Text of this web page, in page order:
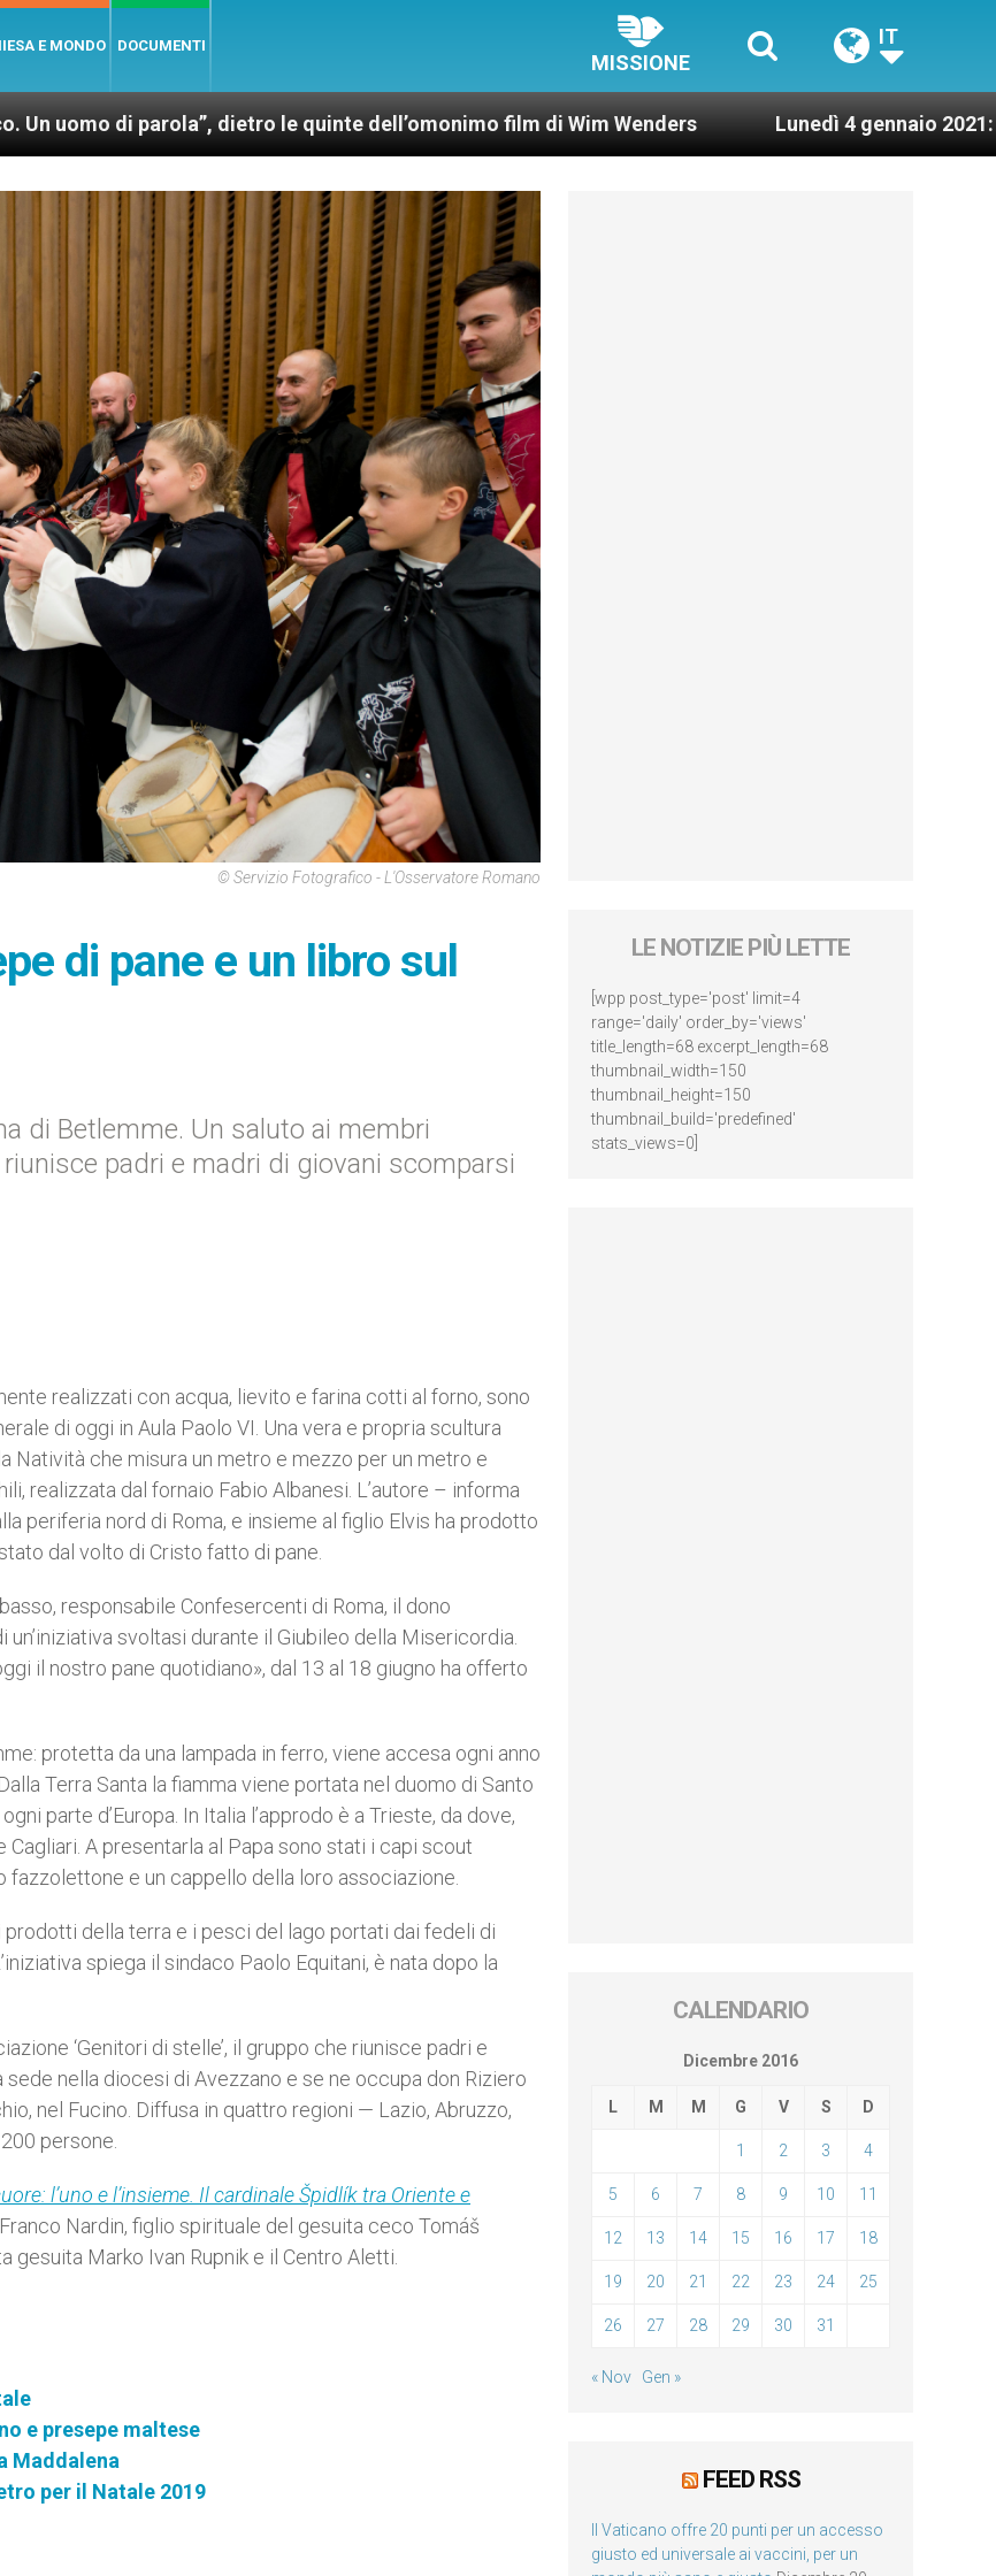
E MONDO DOCUMENTI
MISSIONE
IT
dietro le quinte dell’omonimo film di Wim Wenders Lunedì 4 gennaio 2021: Possesso
© Servizio Fotografico - L'Osservatore Romano
di pane e un libro sul
di Betlemme. Un saluto ai membri
riunisce padri e madri di giovani scomparsi
realizzati con acqua, lievito e farina cotti al forno, sono
di oggi in Aula Paolo VI. Una vera e propria scultura
che misura un metro e mezzo per un metro e
realizzata dal fornaio Fabio Albanesi. L’autore – informa
periferia nord di Roma, e insieme al figlio Elvis ha prodotto
dal volto di Cristo fatto di pane.
responsabile Confesercenti di Roma, il dono
svoltasi durante il Giubileo della Misericordia.
il nostro pane quotidiano», dal 13 al 18 giugno ha offerto
protetta da una lampada in ferro, viene accesa ogni anno
Terra Santa la fiamma viene portata nel duomo di Santo
parte d’Europa. In Italia l’approdo è a Trieste, da dove,
A presentarla al Papa sono stati i capi scout
e un cappello della loro associazione.
della terra e i pesci del lago portati dai fedeli di
spiega il sindaco Paolo Equitani, è nata dopo la
‘Genitori di stelle’, il gruppo che riunisce padri e
nella diocesi di Avezzano e se ne occupa don Riziero
nel Fucino. Diffusa in quattro regioni — Lazio, Abruzzo,
persone.
l’uno e l’insieme. Il cardinale Špidlík tra Oriente e
Nardin, figlio spirituale del gesuita ceco Tomáš
gesuita Marko Ivan Rupnik e il Centro Aletti.
e presepe maltese
Maddalena
per il Natale 2019
LE NOTIZIE PIÙ LETTE
[wpp post_type='post' limit=4
range='daily' order_by='views'
title_length=68 excerpt_length=68
thumbnail_width=150
thumbnail_height=150
thumbnail_build='predefined'
stats_views=0]
CALENDARIO
Dicembre 2016
L M M G V S D
1 2 3 4
5 6 7 8 9 10 11
12 13 14 15 16 17 18
19 20 21 22 23 24 25
26 27 28 29 30 31
« Nov Gen »
FEED RSS
Il Vaticano offre 20 punti per un accesso
giusto ed universale ai vaccini, per un